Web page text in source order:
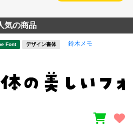
気の商品
Font デザイン書体 鈴木メモ